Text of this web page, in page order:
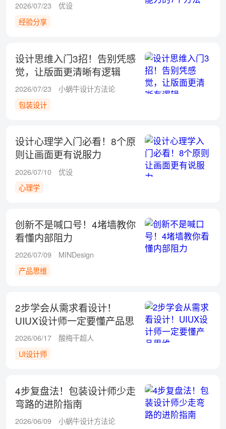
2026/07/23
优设
经验分享
设计思维入门3招！告别凭感
觉，让版面更清晰有逻辑
2026/07/23
小蜗牛设计方法论
包装设计
设计心理学入门必看！8个原
则让画面更有说服力
2026/07/10
优设
心理学
创新不是喊口号！4堵墙教你
看懂内部阻力
2026/07/09
MINDesign
产品思维
2步学会从需求看设计！
UIUX设计师一定要懂产品思
维
2026/06/17
酸梅干超人
UI设计师
4步复盘法！包装设计师少走
弯路的进阶指南
2026/06/09 小蜗牛设计方法论